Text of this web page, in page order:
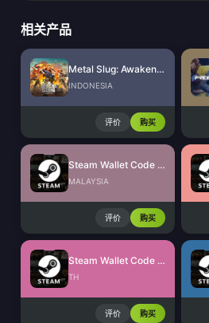
相关产品
Metal Slug: Awakening Ruby Indonesia
INDONESIA
评价 购买
Steam Wallet Code (MYR)
MALAYSIA
评价 购买
Steam Wallet Code (THB)
TH
评价 购买